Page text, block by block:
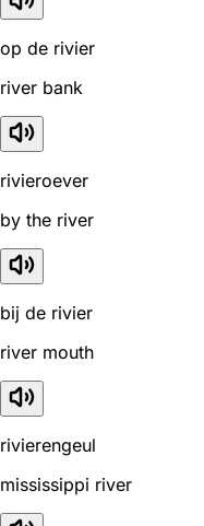
op de rivier
river bank
rivieroever
by the river
bij de rivier
river mouth
rivierengeul
mississippi river